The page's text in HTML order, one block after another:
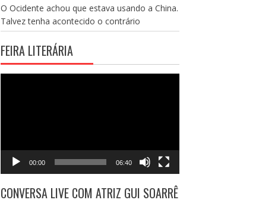
O Ocidente achou que estava usando a China.
Talvez tenha acontecido o contrário
FEIRA LITERÁRIA
00:00 06:40
CONVERSA LIVE COM ATRIZ GUI SOARRÊ